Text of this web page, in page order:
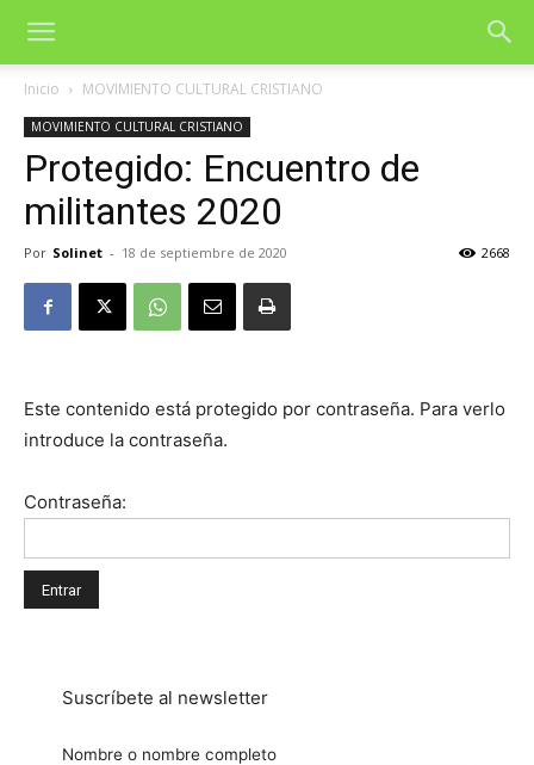
Inicio MOVIMIENTO CULTURAL CRISTIANO
MOVIMIENTO CULTURAL CRISTIANO
Protegido: Encuentro de
militantes 2020
Por Solinet - 18 de septiembre de 2020 2668
Este contenido está protegido por contraseña. Para verlo
introduce la contraseña.
Contraseña:
Suscríbete al newsletter
Nombre o nombre completo